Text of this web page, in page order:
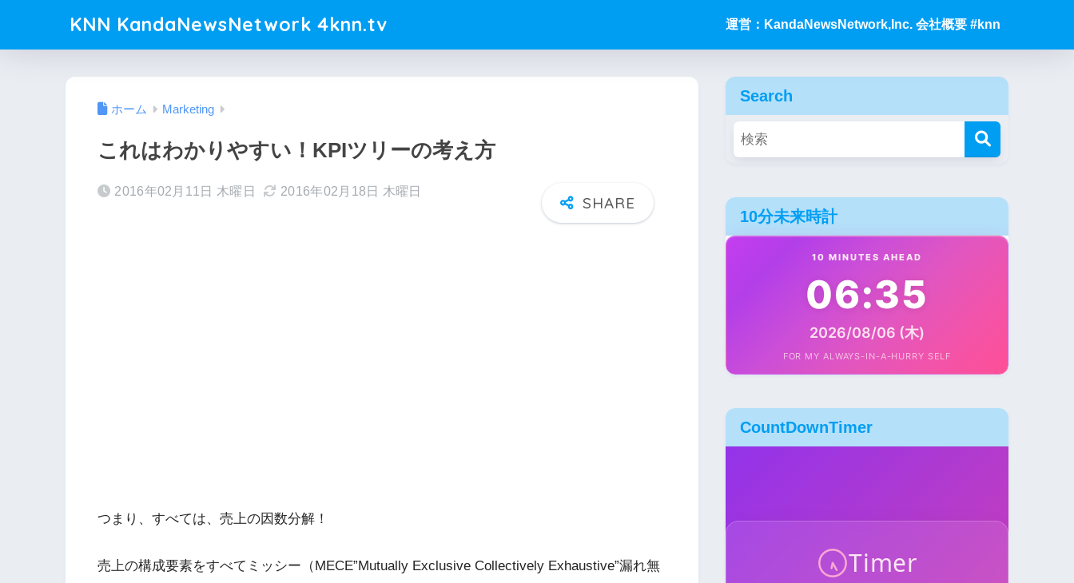
KNN KandaNewsNetwork 4knn.tv 運営：KandaNewsNetwork,Inc. 会社概要 #knn
ホーム Marketing
これはわかりやすい！KPIツリーの考え方
2016年02月11日 木曜日 2016年02月18日 木曜日
つまり、すべては、売上の因数分解！
売上の構成要素をすべてミッシー（MECE”Mutually Exclusive Collectively Exhaustive”漏れ無
Search
10分未来時計
10 MINUTES AHEAD
06:35
2026/08/06 (木)
FOR MY ALWAYS-IN-A-HURRY SELF
CountDownTimer